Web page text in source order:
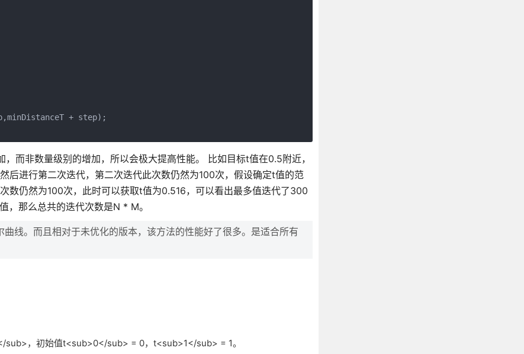
+ step);
而非数量级别的增加，所以会极大提高性能。 比如目标t值在0.5附近，
进行第二次迭代，第二次迭代此次数仍然为100次，假设确定t值的范
数仍然为100次，此时可以获取t值为0.516，可以看出最多值迭代了300
，那么总共的迭代次数是N * M。
线。而且相对于未优化的版本，该方法的性能好了很多。是适合所有
，初始值t<sub>0</sub> = 0，t<sub>1</sub> = 1。